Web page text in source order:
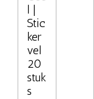
l |
Stic
ker
vel
20
stuk
s